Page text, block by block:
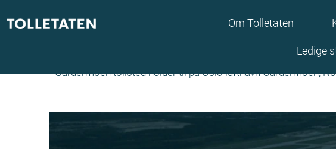
Om Tolletaten
Ledige
Gardermoen tollsted
Gardermoen tollsted holder til på Oslo lufthavn Gardermoen,